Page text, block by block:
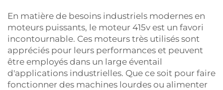
En matière de besoins industriels modernes en
moteurs puissants, le moteur 415v est un favori
incontournable. Ces moteurs très utilisés sont
appréciés pour leurs performances et peuvent
être employés dans un large éventail
d'applications industrielles. Que ce soit pour faire
fonctionner des machines lourdes ou alimenter